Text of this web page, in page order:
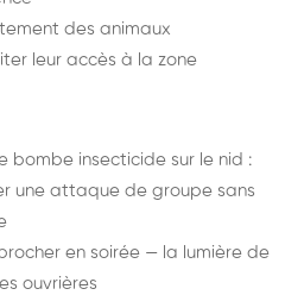
des animaux
leur accès à la zone
bombe insecticide sur le nid :
une attaque de groupe sans
en soirée — la lumière de
ouvrières